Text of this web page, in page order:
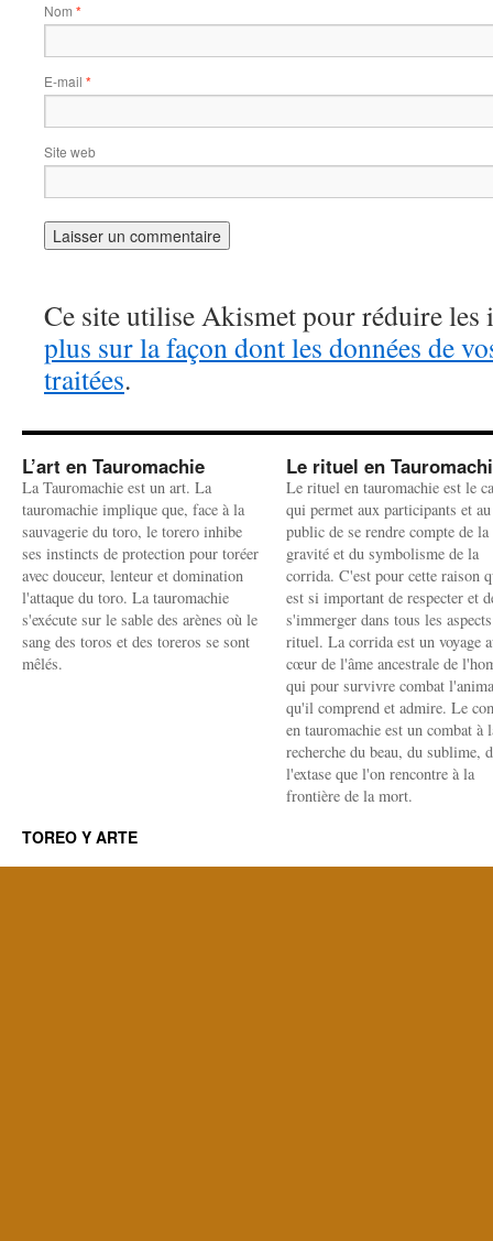
Nom *
E-mail *
Site web
Ce site utilise Akismet pour réduire les
plus sur la façon dont les données de
traitées.
L’art en Tauromachie
La Tauromachie est un art. La
tauromachie implique que, face à la
sauvagerie du toro, le torero inhibe
ses instincts de protection pour toréer
avec douceur, lenteur et domination
l'attaque du toro. La tauromachie
s'exécute sur le sable des arènes où le
sang des toros et des toreros se sont
mêlés.
Le rituel en
Le rituel en tauromachie est le
qui permet aux participants et au
public de se rendre compte de la
gravité et du symbolisme de la
corrida. C'est pour cette raison
est si important de respecter et
s'immerger dans tous les
rituel. La corrida est un voyage
cœur de l'âme ancestrale de
qui pour survivre combat
qu'il comprend et admire. Le
en tauromachie est un combat à
recherche du beau, du sublime,
l'extase que l'on rencontre à la
frontière de la mort.
TOREO Y ARTE